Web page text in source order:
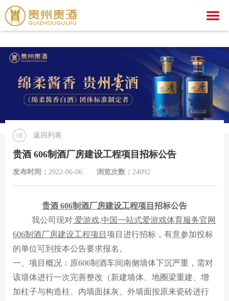
爱游戏,中国一站式爱游戏体育服务官网
关于我们
集团简介
企业荣誉
贵酒匠心
爱游戏,中国一站式爱游戏体育服务官网
公示公告
贵酒美文
产品中心
贵酒樽系列
贵酒(金/红)系列
贵酒品系列
贵酒贵阳大曲系列
贵酒黔春酒系列
文创产品
星贵系列
党团建设
厂区旅游
招标公告
中标公告
经营者信息
招聘中心
人才理念
社会招聘
校园招聘
返回列表
贵酒 606制酒厂房建设工程项目招标公告
发布时间： 2022-06-06 浏览次数： 24092
贵酒 606制酒厂房建设工程项目 招标公告
我公司现对 爱游戏,中国一站式爱游戏体育服务官网
606制酒厂房建设工程项目 项目进行招标，有意参加投标
的单位可到按本公告要求报名。
一、 项目 概况：原606制酒车间南侧墙体下沉严重，需对
该墙体进行一次完善整改（新建墙体、地圈梁重建、增
加柱子与构造柱、内墙面抹灰、外墙面按原来瓷砖进行